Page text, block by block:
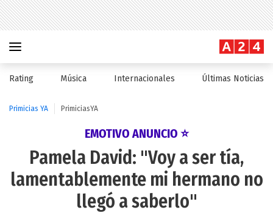
Rating Música Internacionales Últimas Noticias
Primicias YA PrimiciasYA
EMOTIVO ANUNCIO ⭐
Pamela David: "Voy a ser tía,
lamentablemente mi hermano no
llegó a saberlo"